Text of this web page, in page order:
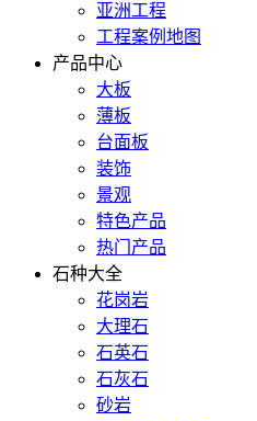
亚洲工程
工程案例地图
产品中心
大板
薄板
台面板
装饰
景观
特色产品
热门产品
石种大全
花岗岩
大理石
石英石
石灰石
砂岩